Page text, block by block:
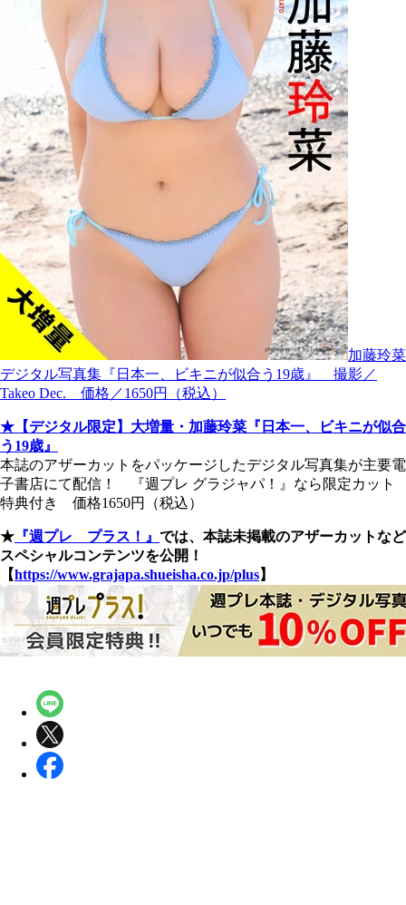
加藤玲菜
デジタル写真集『日本一、ビキニが似合う19歳』 撮影／
Takeo Dec. 価格／1650円（税込）
★【デジタル限定】大増量・加藤玲菜『日本一、ビキニが似合
う19歳』
本誌のアザーカットをパッケージしたデジタル写真集が主要電
子書店にて配信！ 『週プレ グラジャパ！』なら限定カット
特典付き 価格1650円（税込）
★ 『週プレ プラス！』 では、本誌未掲載のアザーカットなど
スペシャルコンテンツを公開！
【https://www.grajapa.shueisha.co.jp/plus】